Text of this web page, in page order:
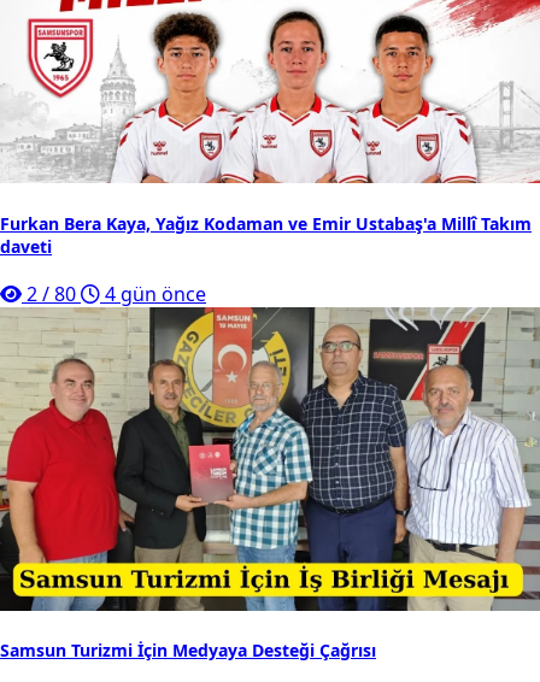
Furkan Bera Kaya, Yağız Kodaman ve Emir Ustabaş'a Millî Takım
daveti
2/80 4 gün önce
Samsun Turizmi İçin Medyaya Desteği Çağrısı